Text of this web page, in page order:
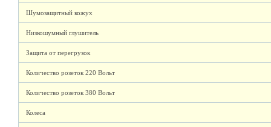
Шумозащитный кожух
Низкошумный глушитель
Защита от перегрузок
Количество розеток 220 Вольт
Количество розеток 380 Вольт
Колеса